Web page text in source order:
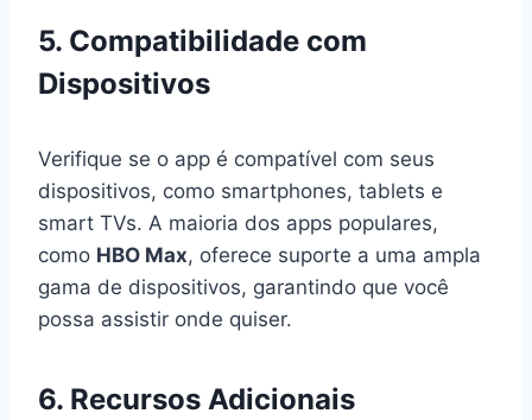
5. Compatibilidade com
Dispositivos
Verifique se o app é compatível com seus
dispositivos, como smartphones, tablets e
smart TVs. A maioria dos apps populares,
como HBO Max, oferece suporte a uma ampla
gama de dispositivos, garantindo que você
possa assistir onde quiser.
6. Recursos Adicionais